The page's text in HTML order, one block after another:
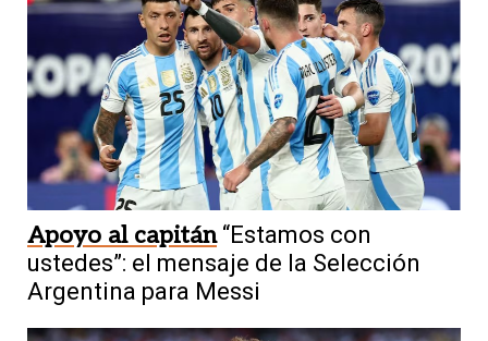
Apoyo al capitán “Estamos con
ustedes”: el mensaje de la Selección
Argentina para Messi